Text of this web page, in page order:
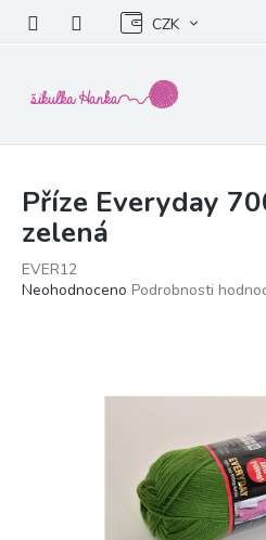
obsah
CZK
Příze Everyday
zelená
EVER12
Průměrné
Neohodnoceno Podrobnosti